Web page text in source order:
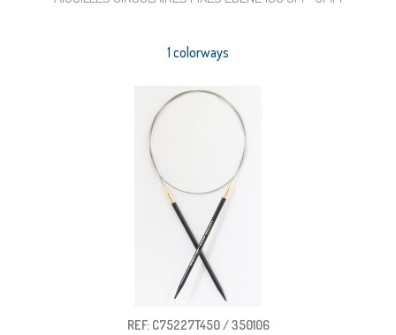
1 colorways
REF: C75227T450 / 350106